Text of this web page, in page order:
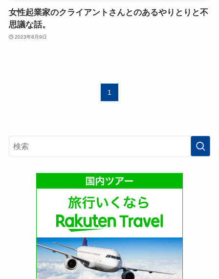
女性起業家のクライアントさんとのあるやりとりと不
思議な話。
2023年8月9日
1